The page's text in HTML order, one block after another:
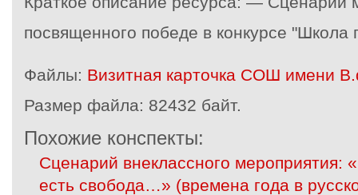
посвященного победе в конкурсе "Школа
Файлы: Визитная карточка СОШ имени
Размер файла: 82432 байт.
Похожие конспекты:
Сценарий внеклассного мероприятия:
есть свобода…» (времена года в